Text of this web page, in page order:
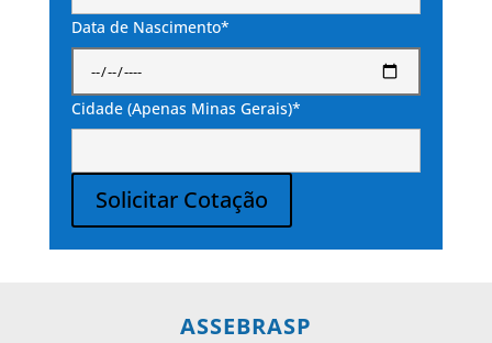
Data de Nascimento*
Cidade (Apenas Minas Gerais)*
Solicitar Cotação
ASSEBRASP